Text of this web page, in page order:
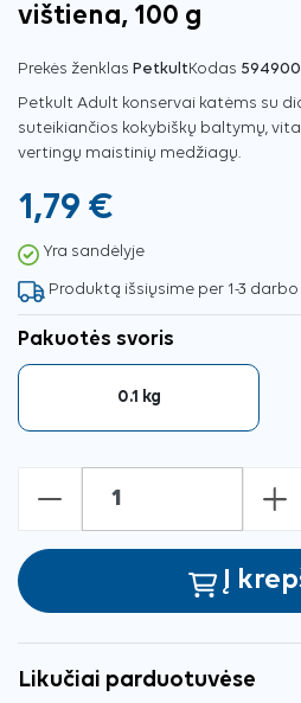
vištiena, 100 g
Prekės ženklas PetkultKodas
Petkult Adult konservai katėms su
suteikiančios kokybiškų baltymų,
vertingų maistinių medžiagų.
1,79 €
Yra sandėlyje
Produktą išsiųsime per 1-3
Pakuotės svoris
0.1 kg
- +
Į
Likučiai parduotuvėse